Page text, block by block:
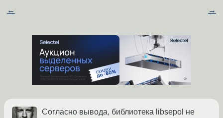
← →
Согласно вывода, библиотека libsepol не